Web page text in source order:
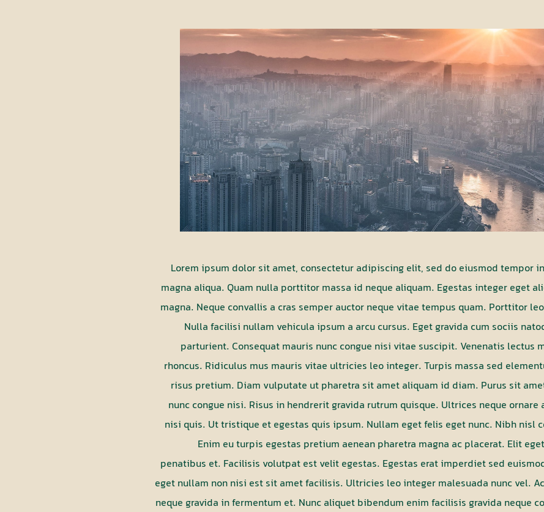
Lorem ipsum dolor sit amet, consectetur adipiscing elit, sed do eiusmod tempor
magna aliqua. Quam nulla porttitor massa id neque aliquam. Egestas integer eget
magna. Neque convallis a cras semper auctor neque vitae tempus quam. Porttitor
Nulla facilisi nullam vehicula ipsum a arcu cursus. Eget gravida cum sociis
parturient. Consequat mauris nunc congue nisi vitae suscipit. Venenatis lectus
rhoncus. Ridiculus mus mauris vitae ultricies leo integer. Turpis massa sed
risus pretium. Diam vulputate ut pharetra sit amet aliquam id diam. Purus sit
nunc congue nisi. Risus in hendrerit gravida rutrum quisque. Ultrices neque
nisi quis. Ut tristique et egestas quis ipsum. Nullam eget felis eget nunc. Nibh nisl
Enim eu turpis egestas pretium aenean pharetra magna ac placerat. Elit
penatibus et. Facilisis volutpat est velit egestas. Egestas erat imperdiet sed
eget nullam non nisi est sit amet facilisis. Ultricies leo integer malesuada nunc vel.
neque gravida in fermentum et. Nunc aliquet bibendum enim facilisis gravida neque